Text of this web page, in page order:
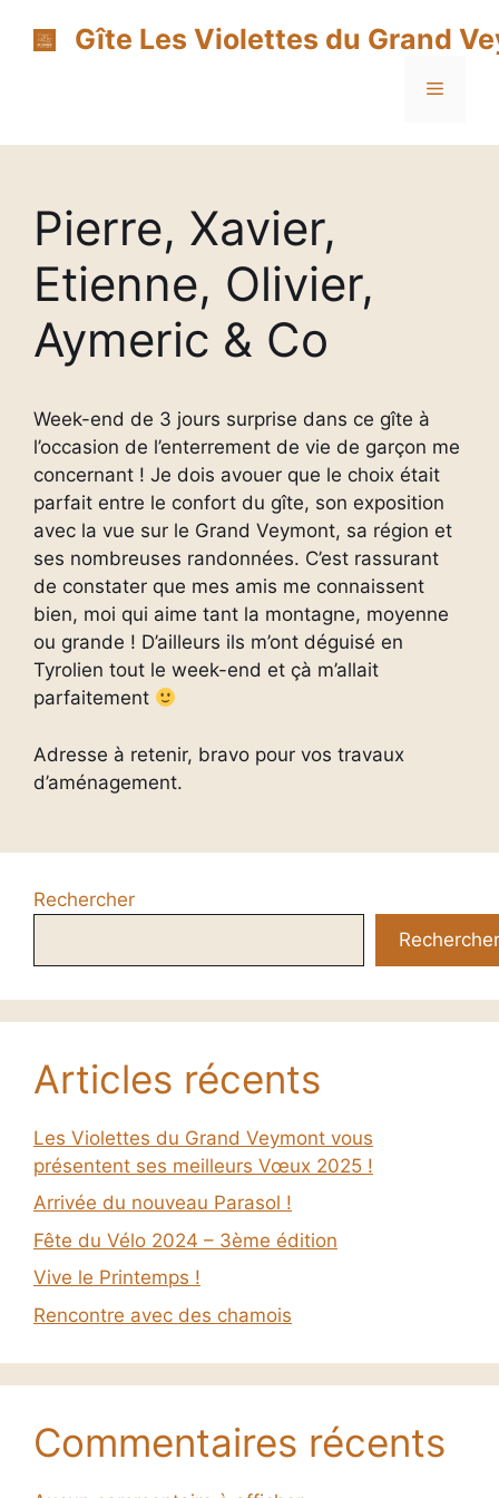
Gîte Les Violettes du Grand
Menu
Pierre, Xavier,
Etienne, Olivier,
Aymeric & Co
Week-end de 3 jours surprise dans ce gîte à
l’occasion de l’enterrement de vie de garçon me
concernant ! Je dois avouer que le choix était
parfait entre le confort du gîte, son exposition
avec la vue sur le Grand Veymont, sa région et
ses nombreuses randonnées. C’est rassurant
de constater que mes amis me connaissent
bien, moi qui aime tant la montagne, moyenne
ou grande ! D’ailleurs ils m’ont déguisé en
Tyrolien tout le week-end et çà m’allait
parfaitement
Adresse à retenir, bravo pour vos travaux
d’aménagement.
Rechercher
Rechercher
Articles récents
Les Violettes du Grand Veymont vous
présentent ses meilleurs Vœux 2025 !
Arrivée du nouveau Parasol !
Fête du Vélo 2024 – 3ème édition
Vive le Printemps !
Rencontre avec des chamois
Commentaires récents